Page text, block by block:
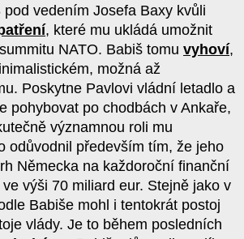
pod vedením Josefa Baxy kvůli
, které mu ukládá umožnit
NATO. Babiš tomu vyhoví,
možná až
Poskytne Pavlovi vládní letadlo a
pohybovat po chodbách v Ankaře,
významnou roli mu
odůvodnil především tím, že jeho
Německa na každoroční finanční
výši 70 miliard eur. Stejně jako v
Babiše mohl i tentokrát postoj
vlády. Je to během posledních